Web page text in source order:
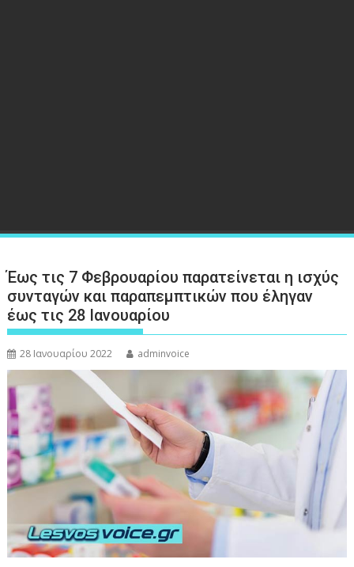
Έως τις 7 Φεβρουαρίου παρατείνεται η ισχύς
συνταγών και παραπεμπτικών που έληγαν
έως τις 28 Ιανουαρίου
28 Ιανουαρίου 2022 adminvoice